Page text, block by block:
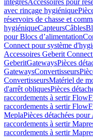
intégrésAccessoires pour
avec rinçage hygiénique
réservoirs de chasse et
hygiéniqueCapteursCâbles
pour Blocs d’alimentation
Connect pour système
Accessoires Geberit
GeberitGatewaysPièces
GatewaysConvertisseurs
ConvertisseursMatériel de
d'arrêt obliquesPièces
raccordements à sertir
raccordements à sertir
MeplaPièces détachées
raccordements à sertir
raccordements à sertir